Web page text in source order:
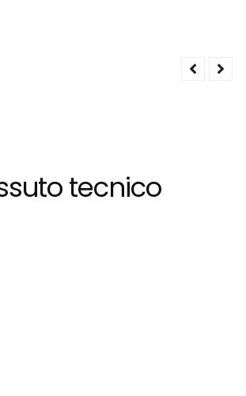
tecnico